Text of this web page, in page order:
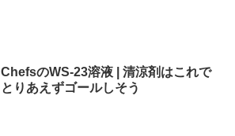
ChefsのWS-23溶液 | 清涼剤はこれで
とりあえずゴールしそう